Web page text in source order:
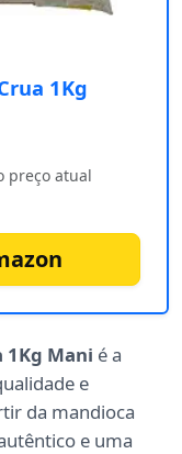
1Kg
preço atual
1Kg Mani é a
e
da mandioca
e uma